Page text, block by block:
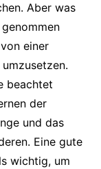
Aber was
einer
beachtet
der
und das
Eine gute
wichtig, um